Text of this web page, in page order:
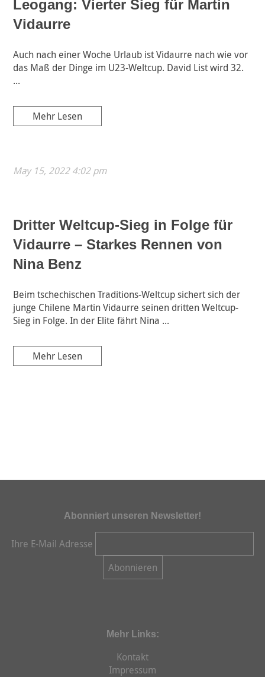
Leogang: Vierter Sieg für Martin
Vidaurre
Auch nach einer Woche Urlaub ist Vidaurre nach wie vor
das Maß der Dinge im U23-Weltcup. David List wird 32.
...
Mehr Lesen
May 15, 2022 4:02 pm
Dritter Weltcup-Sieg in Folge für
Vidaurre – Starkes Rennen von
Nina Benz
Beim tschechischen Traditions-Weltcup sichert sich der
junge Chilene Martin Vidaurre seinen dritten Weltcup-
Sieg in Folge. In der Elite fährt Nina ...
Mehr Lesen
Abonniert unseren Newsletter!
Ihre E-Mail Adresse
Mehr Links:
Kontakt
Impressum